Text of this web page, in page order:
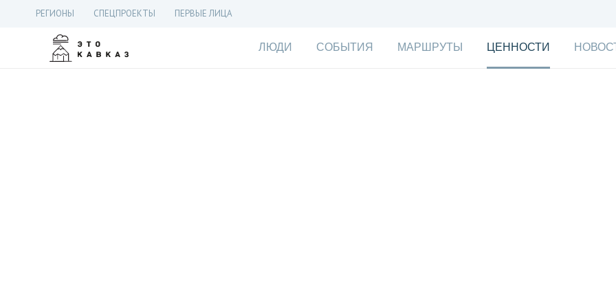
РЕГИОНЫ СПЕЦПРОЕКТЫ ПЕРВЫЕ ЛИЦА
ЛЮДИ СОБЫТИЯ МАРШРУТЫ ЦЕННОСТИ